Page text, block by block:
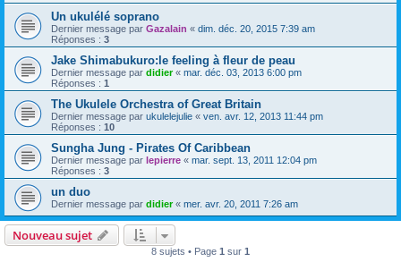
Un ukulélé soprano
Dernier message par Gazalain « dim. déc. 20, 2015 7:39 am
Réponses : 3
Jake Shimabukuro:le feeling à fleur de peau
Dernier message par didier« mar. déc. 03, 2013 6:00 pm
Réponses : 1
The Ukulele Orchestra of Great Britain
Dernier message par ukulelejulie « ven. avr. 12, 2013 11:44 pm
Réponses : 10
Sungha Jung - Pirates Of Caribbean
Dernier message par lepierre « mar. sept. 13, 2011 12:04 pm
Réponses : 3
un duo
Dernier message par didier« mer. avr. 20, 2011 7:26 am
Nouveau sujet
8 sujets • Page 1 sur 1